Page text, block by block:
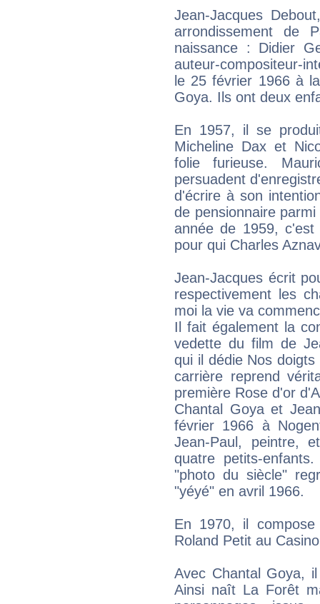
Jean-Jacques
arrondissement de
naissance : Didier
auteur-compositeur-
le 25 février 1966 à
Goya. Ils ont deux
En 1957, il se
Micheline Dax et
folie furieuse.
persuadent
d'écrire à son
de pensionnaire
année de 1959,
pour qui Charles
Jean-Jacques écrit
respectivement les
moi la vie va
Il fait également la
vedette du film de
qui il dédie Nos
carrière reprend
première Rose d'or
Chantal Goya et
février 1966 à
Jean-Paul, peintre,
quatre petits-
"photo du siècle"
"yéyé" en avril 1966.
En 1970, il
Roland Petit au
Avec Chantal Goya,
Ainsi naît La Forêt